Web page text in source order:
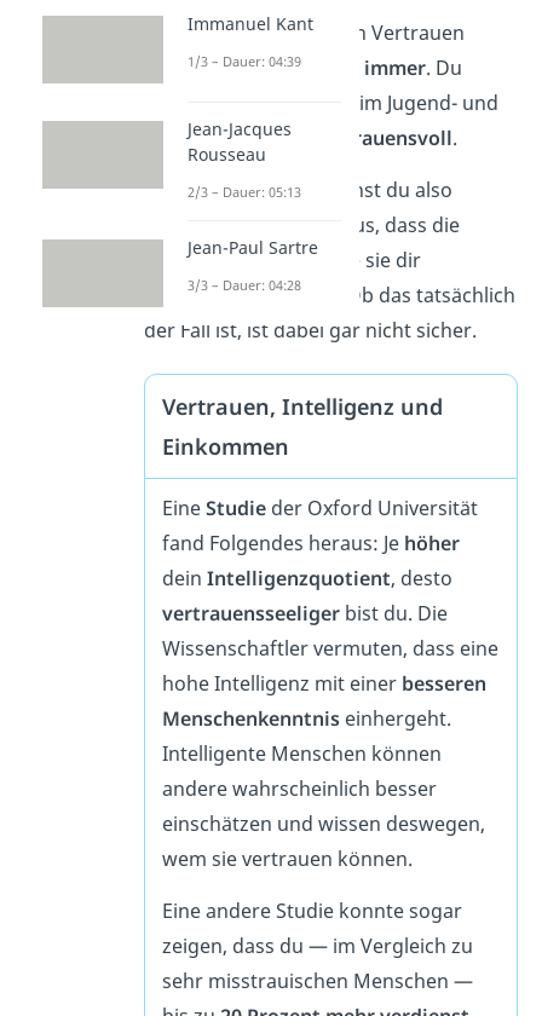
Erfahrung , dass sich Vertrauen
lohnt, merkst du dir
für immer. Du
bleibst deswegen auch im Jugend- und
Erwachsenenalter
vertrauensvoll.
Wenn duvertraust
, gehst du also
davon aus, dass die
Dinge so passieren, wie sie dir
versprochen wurden. Ob das tatsächlich
der Fall ist, ist dabei gar nicht sicher.
Vertrauen, Intelligenz und
Einkommen
EineStudieder Oxford Universität
fand Folgendes heraus: Je höher
dein Intelligenzquotient, desto
vertrauensseeligerbist du. Die
Wissenschaftler vermuten, dass eine
hohe Intelligenz mit einerbesseren
Menschenkenntniseinhergeht.
Intelligente Menschen können
andere wahrscheinlich besser
einschätzen und wissen deswegen,
wem sie vertrauen können.
Eine andere Studie konnte sogar
zeigen, dass du — im Vergleich zu
sehr misstrauischen Menschen —
Immanuel Kant
1/3 – Dauer: 04:39
Jean-Jacques
Rousseau
2/3 – Dauer: 05:13
Jean-Paul Sartre
3/3 – Dauer: 04:28